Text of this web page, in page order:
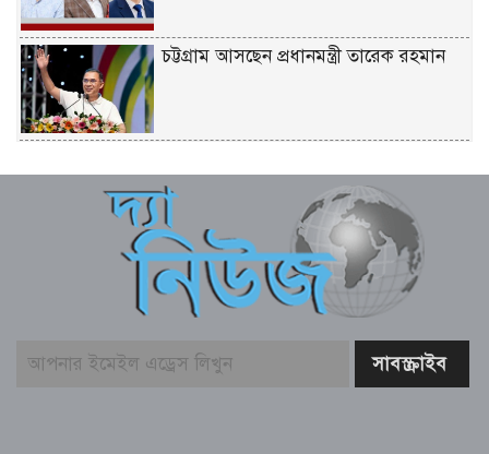
চট্টগ্রাম আসছেন প্রধানমন্ত্রী তারেক রহমান
বাবার ভবিষ্যৎ স্বপ্নের সমাধি
জুলাই আন্দোলনের ত্যাগকে চূড়ান্ত পর্যায়ে
নিয়ে যেতে হবে – তথ্যমন্ত্রী
পুলিশ কর্মকর্তাদের নিয়ে অপপ্রচার, কঠোর